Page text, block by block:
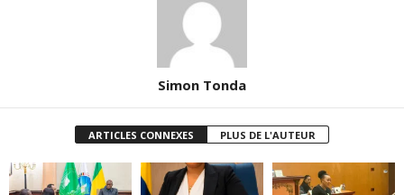
Simon Tonda
ARTICLES CONNEXES PLUS DE L'AUTEUR